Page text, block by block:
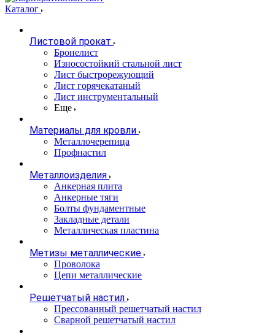
Каталог
Листовой прокат
Бронелист
Износостойкий стальной лист
Лист быстрорежующий
Лист горячекатаный
Лист инструментальный
Еще
Материалы для кровли
Металлочерепица
Профнастил
Металлоизделия
Анкерная плита
Анкерные тяги
Болты фундаментные
Закладные детали
Металлическая пластина
Метизы металлические
Проволока
Цепи металлические
Решетчатый настил
Прессованный решетчатый настил
Сварной решетчатый настил